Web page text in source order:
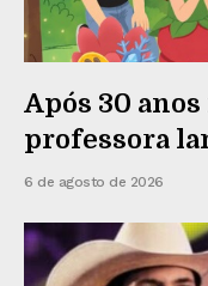
Após 30 anos
professora
6 de agosto de 2026